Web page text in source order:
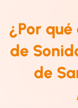
¿Por
de
de